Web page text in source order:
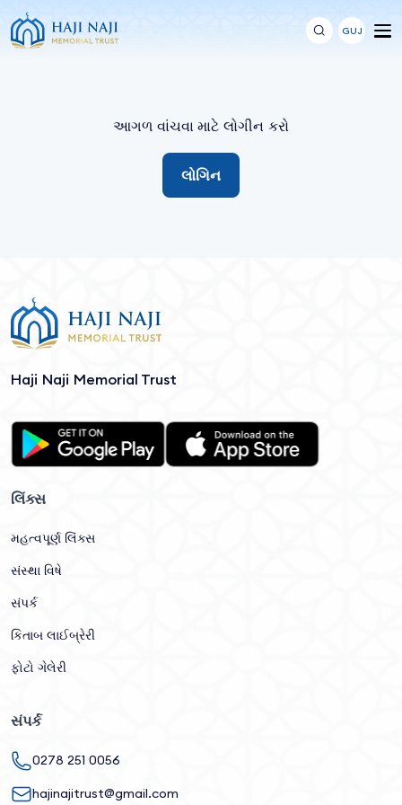
GUJ
આગળ વાંચવા માટે લોગીન કરો
લોગિન
Haji Naji Memorial Trust
લિંક્સ
મહત્વપૂર્ણ લિંક્સ
સંસ્થા વિષે
સંપર્ક
કિતાબ લાઈબ્રેરી
ફોટો ગેલેરી
સંપર્ક
0278 251 0056
hajinajitrust@gmail.com